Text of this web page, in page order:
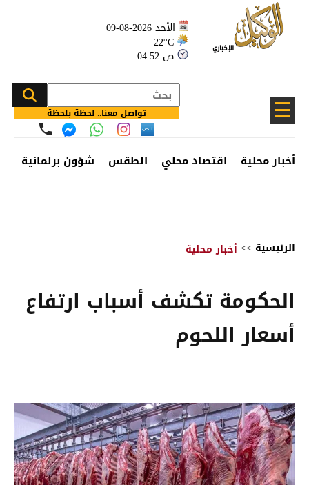
الأحد 2026-08-09
22°C
04:52 ص
☰ تواصل معنا.. لحظة بلحظة
أخبار محلية اقتصاد محلي الطقس شؤون برلمانية
الرئيسية >> أخبار محلية
الحكومة تكشف أسباب ارتفاع
أسعار اللحوم